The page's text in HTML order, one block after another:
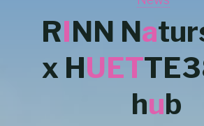
RINN Natur
x HUETTE3
hub